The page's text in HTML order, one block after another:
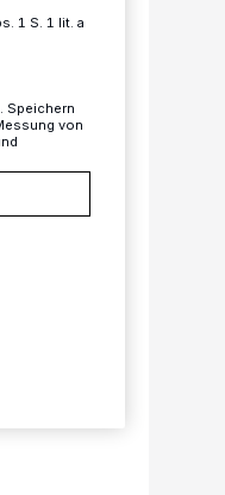
1 S. 1 lit. a
Speichern
von